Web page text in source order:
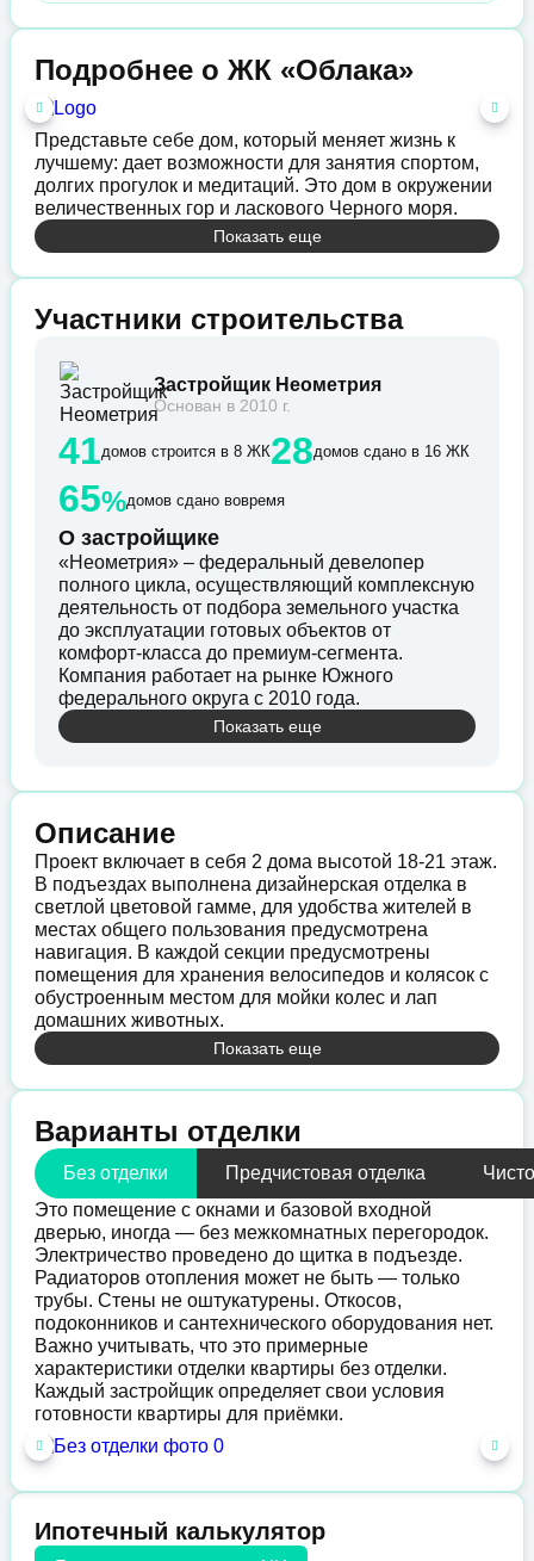
Подробнее о ЖК «Облака»
Представьте себе дом, который меняет жизнь к
лучшему: дает возможности для занятия спортом,
долгих прогулок и медитаций. Это дом в окружении
величественных гор и ласкового Черного моря.
Показать еще
Участники строительства
Застройщик Неометрия
Основан в 2010 г.
41домов строится в 8 ЖК28домов сдано в 16 ЖК
65%домов сдано вовремя
О застройщике
«Неометрия» – федеральный девелопер
полного цикла, осуществляющий комплексную
деятельность от подбора земельного участка
до эксплуатации готовых объектов от
комфорт-класса до премиум-сегмента.
Компания работает на рынке Южного
федерального округа с 2010 года.
Показать еще
Описание
Проект включает в себя 2 дома высотой 18-21 этаж.
В подъездах выполнена дизайнерская отделка в
светлой цветовой гамме, для удобства жителей в
местах общего пользования предусмотрена
навигация. В каждой секции предусмотрены
помещения для хранения велосипедов и колясок с
обустроенным местом для мойки колес и лап
домашних животных.
Показать еще
Варианты отделки
Без отделки Предчистовая отделка
Это помещение с окнами и базовой входной
дверью, иногда — без межкомнатных перегородок.
Электричество проведено до щитка в подъезде.
Радиаторов отопления может не быть — только
трубы. Стены не оштукатурены. Откосов,
подоконников и сантехнического оборудования нет.
Важно учитывать, что это примерные
характеристики отделки квартиры без отделки.
Каждый застройщик определяет свои условия
готовности квартиры для приёмки.
Ипотечный калькулятор